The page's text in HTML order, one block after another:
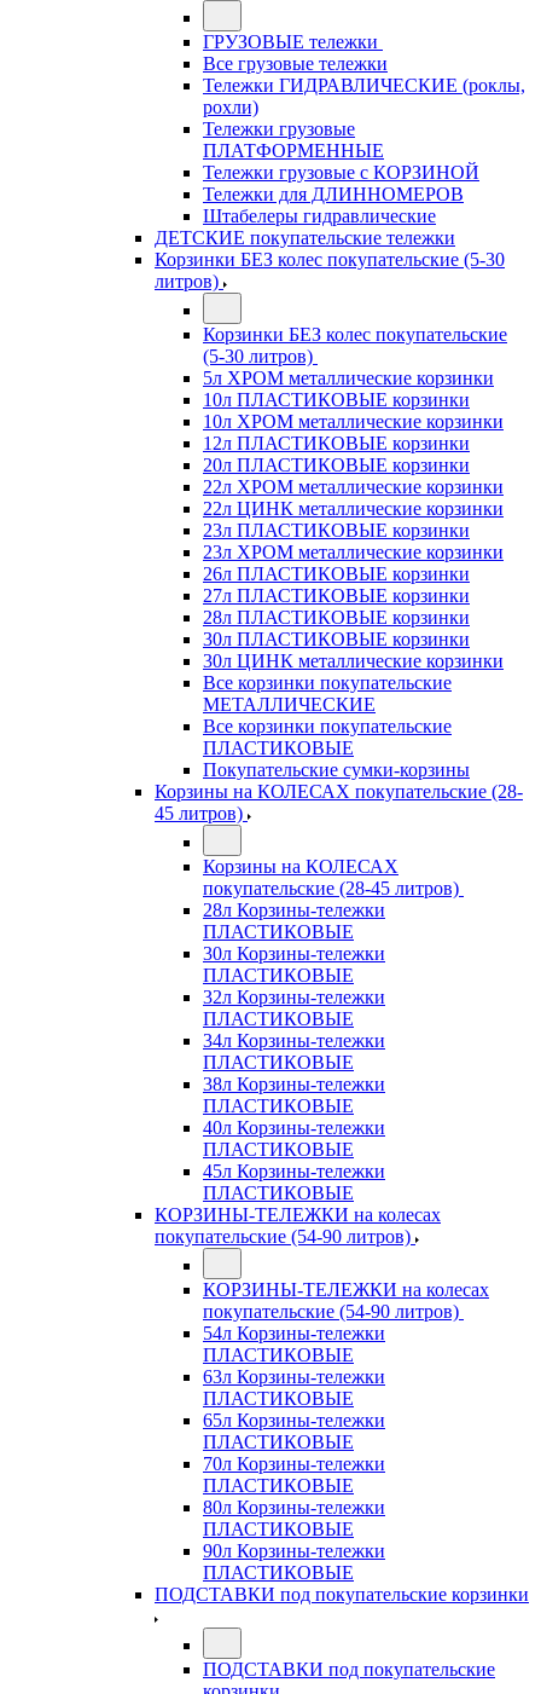
ГРУЗОВЫЕ тележки
Все грузовые тележки
Тележки ГИДРАВЛИЧЕСКИЕ (роклы,
рохли)
Тележки грузовые
ПЛАТФОРМЕННЫЕ
Тележки грузовые с КОРЗИНОЙ
Тележки для ДЛИННОМЕРОВ
Штабелеры гидравлические
ДЕТСКИЕ покупательские тележки
Корзинки БЕЗ колес покупательские (5-30
литров)
Корзинки БЕЗ колес покупательские
(5-30 литров)
5л ХРОМ металлические корзинки
10л ПЛАСТИКОВЫЕ корзинки
10л ХРОМ металлические корзинки
12л ПЛАСТИКОВЫЕ корзинки
20л ПЛАСТИКОВЫЕ корзинки
22л ХРОМ металлические корзинки
22л ЦИНК металлические корзинки
23л ПЛАСТИКОВЫЕ корзинки
23л ХРОМ металлические корзинки
26л ПЛАСТИКОВЫЕ корзинки
27л ПЛАСТИКОВЫЕ корзинки
28л ПЛАСТИКОВЫЕ корзинки
30л ПЛАСТИКОВЫЕ корзинки
30л ЦИНК металлические корзинки
Все корзинки покупательские
МЕТАЛЛИЧЕСКИЕ
Все корзинки покупательские
ПЛАСТИКОВЫЕ
Покупательские сумки-корзины
Корзины на КОЛЕСАХ покупательские (28-
45 литров)
Корзины на КОЛЕСАХ
покупательские (28-45 литров)
28л Корзины-тележки
ПЛАСТИКОВЫЕ
30л Корзины-тележки
ПЛАСТИКОВЫЕ
32л Корзины-тележки
ПЛАСТИКОВЫЕ
34л Корзины-тележки
ПЛАСТИКОВЫЕ
38л Корзины-тележки
ПЛАСТИКОВЫЕ
40л Корзины-тележки
ПЛАСТИКОВЫЕ
45л Корзины-тележки
ПЛАСТИКОВЫЕ
КОРЗИНЫ-ТЕЛЕЖКИ на колесах
покупательские (54-90 литров)
КОРЗИНЫ-ТЕЛЕЖКИ на колесах
покупательские (54-90 литров)
54л Корзины-тележки
ПЛАСТИКОВЫЕ
63л Корзины-тележки
ПЛАСТИКОВЫЕ
65л Корзины-тележки
ПЛАСТИКОВЫЕ
70л Корзины-тележки
ПЛАСТИКОВЫЕ
80л Корзины-тележки
ПЛАСТИКОВЫЕ
90л Корзины-тележки
ПЛАСТИКОВЫЕ
ПОДСТАВКИ под покупательские корзинки
ПОДСТАВКИ под покупательские